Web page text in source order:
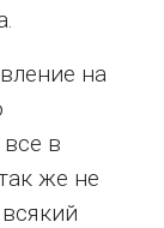
на
в
же не